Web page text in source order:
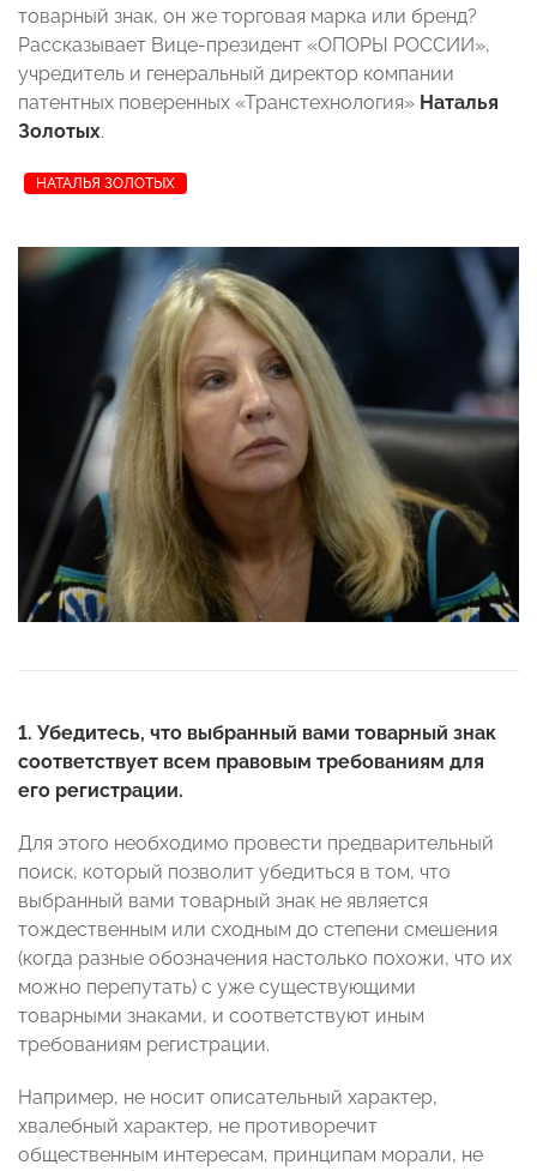
товарный знак, он же торговая марка или бренд?
Рассказывает Вице-президент «ОПОРЫ РОССИИ»,
учредитель и генеральный директор компании
патентных поверенных «Транстехнология» Наталья
Золотых.
НАТАЛЬЯ ЗОЛОТЫХ
1. Убедитесь, что выбранный вами товарный знак
соответствует всем правовым требованиям для
его регистрации.
Для этого необходимо провести предварительный
поиск, который позволит убедиться в том, что
выбранный вами товарный знак не является
тождественным или сходным до степени смешения
(когда разные обозначения настолько похожи, что их
можно перепутать) с уже существующими
товарными знаками, и соответствуют иным
требованиям регистрации.
Например, не носит описательный характер,
хвалебный характер, не противоречит
общественным интересам, принципам морали, не